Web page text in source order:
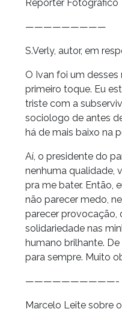
Reporter Fotografico
—————————
S.Verly, autor, em
O Ivan foi um
primeiro toque. Eu
triste com a
sociologo de antes
há de mais baixo na
Aí, o presidente do
nenhuma qualidade,
pra me bater. Então,
não parecer medo,
parecer provocação,
solidariedade nas
humano brilhante.
para sempre. Muito
——————————-
Marcelo Leite sobre